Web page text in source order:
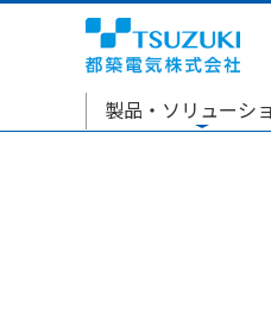
製品・ソリューシ